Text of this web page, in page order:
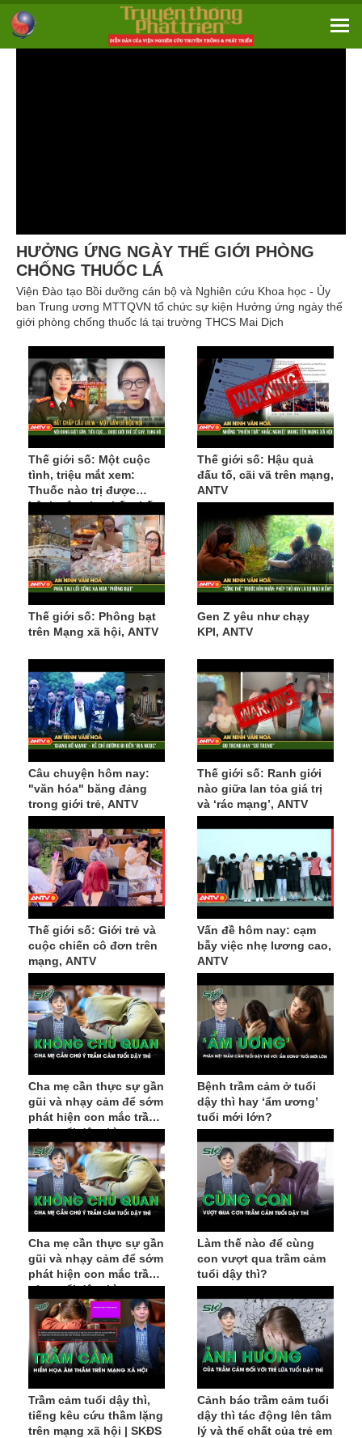
HƯỞNG ỨNG NGÀY THẾ GIỚI PHÒNG
CHỐNG THUỐC LÁ
Viện Đào tạo Bồi dưỡng cán bộ và Nghiên cứu Khoa học - Ủy
ban Trung ương MTTQVN tổ chức sự kiện Hưởng ứng ngày thế
giới phòng chống thuốc lá tại trường THCS Mai Dịch
Thế giới số: Một cuộc
tình, triệu mắt xem:
Thuốc nào trị được
bệnh câu view bất chấp
Thế giới số: Hậu quả
đấu tố, cãi vã trên mạng,
ANTV
Thế giới số: Phông bạt
trên Mạng xã hội, ANTV
Gen Z yêu như chạy
KPI, ANTV
Câu chuyện hôm nay:
"văn hóa" băng đảng
trong giới trẻ, ANTV
Thế giới số: Ranh giới
nào giữa lan tỏa giá trị
và ‘rác mạng’, ANTV
Thế giới số: Giới trẻ và
cuộc chiến cô đơn trên
mạng, ANTV
Vấn đề hôm nay: cạm
bẫy việc nhẹ lương cao,
ANTV
Cha mẹ cần thực sự gần
gũi và nhạy cảm để sớm
phát hiện con mắc trầm
cảm tuổi dậy thì
Bệnh trầm cảm ở tuổi
dậy thì hay ‘ẩm ương’
tuổi mới lớn?
Cha mẹ cần thực sự gần
gũi và nhạy cảm để sớm
phát hiện con mắc trầm
cảm tuổi dậy thì
Làm thế nào để cùng
con vượt qua trầm cảm
tuổi dậy thì?
Trầm cảm tuổi dậy thì,
tiếng kêu cứu thầm lặng
trên mạng xã hội | SKĐS
Cảnh báo trầm cảm tuổi
dậy thì tác động lên tâm
lý và thể chất của trẻ em